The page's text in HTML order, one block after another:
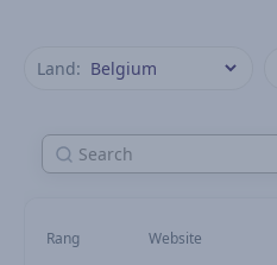
Land:
Rang Website